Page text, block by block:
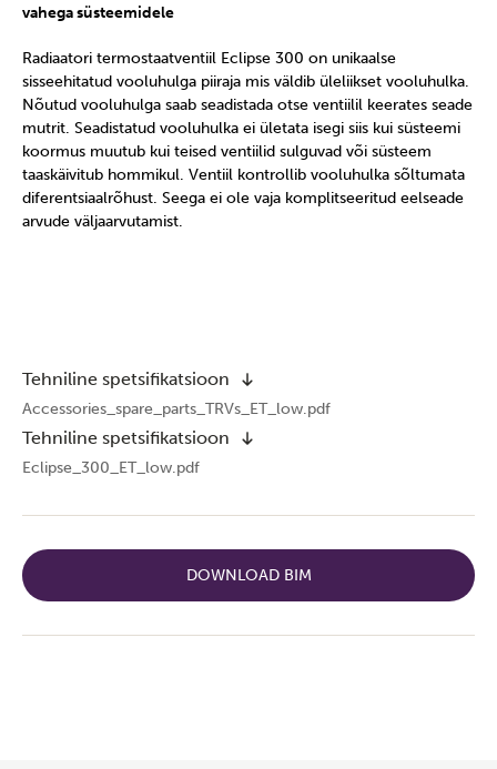
vahega süsteemidele
Radiaatori termostaatventiil Eclipse 300 on unikaalse
sisseehitatud vooluhulga piiraja mis väldib üleliikset vooluhulka.
Nõutud vooluhulga saab seadistada otse ventiilil keerates seade
mutrit. Seadistatud vooluhulka ei ületata isegi siis kui süsteemi
koormus muutub kui teised ventiilid sulguvad või süsteem
taaskäivitub hommikul. Ventiil kontrollib vooluhulka sõltumata
diferentsiaalrõhust. Seega ei ole vaja komplitseeritud eelseade
arvude väljaarvutamist.
Tehniline spetsifikatsioon
Accessories_spare_parts_TRVs_ET_low.pdf
Tehniline spetsifikatsioon
Eclipse_300_ET_low.pdf
DOWNLOAD BIM